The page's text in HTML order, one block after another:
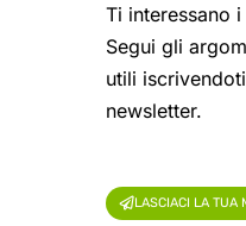
Ti interessano
Segui gli
utili
newsletter.
LASCIACI LA TUA